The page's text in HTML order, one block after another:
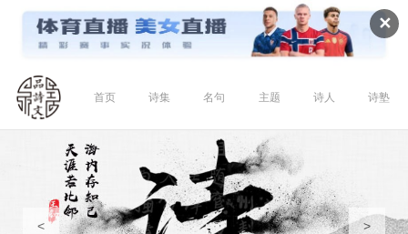
✕
首页 诗集 名句 主题 诗人 诗塾
< >